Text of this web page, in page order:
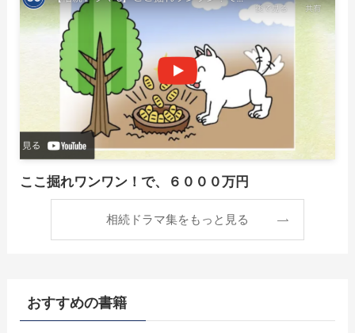
ここ掘れワンワン！で、６０００万円
相続ドラマ集をもっと見る
おすすめの書籍